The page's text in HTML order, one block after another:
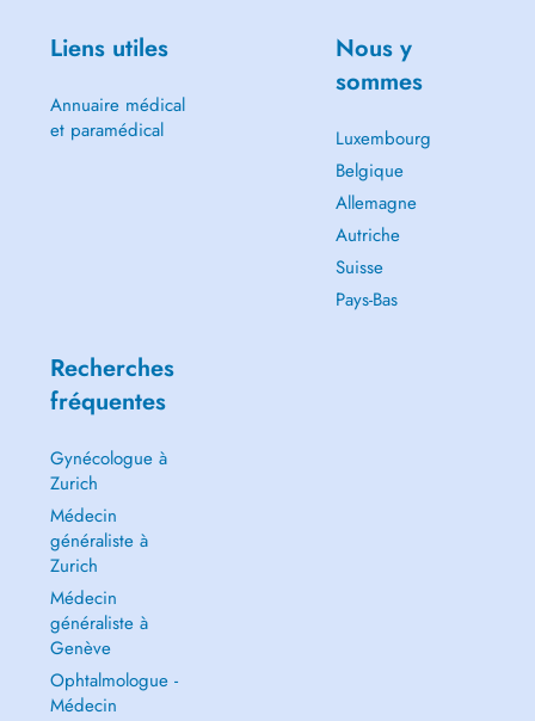
Liens utiles
Annuaire médical
et paramédical
Nous y
sommes
Luxembourg
Belgique
Allemagne
Autriche
Suisse
Pays-Bas
Recherches
fréquentes
Gynécologue à
Zurich
Médecin
généraliste à
Zurich
Médecin
généraliste à
Genève
Ophtalmologue -
Médecin